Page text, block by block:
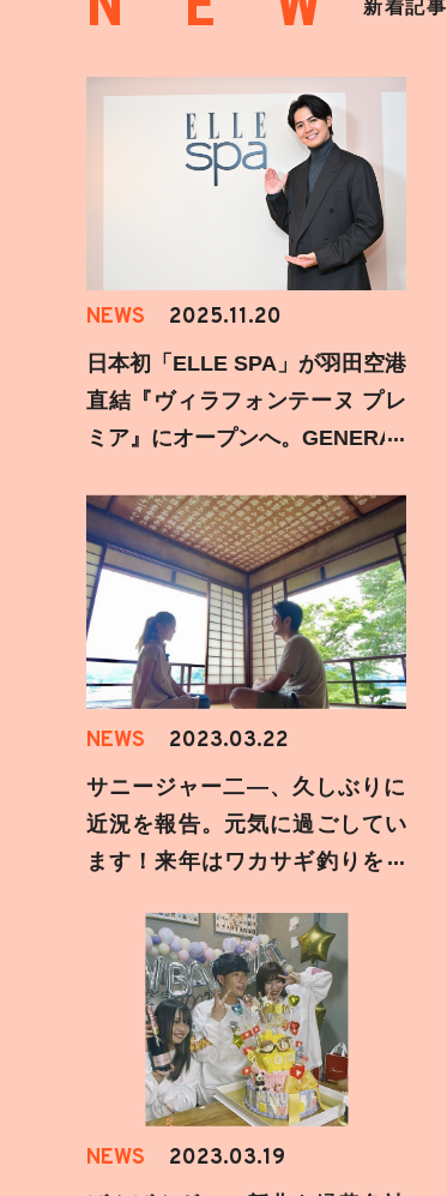
新着記事
NEWS 2025.11.20
日本初「ELLE SPA」が羽田空港
直結『ヴィラフォンテーヌ プレ
ミア』にオープンへ。GENERAT
子をお届け！
NEWS 2023.03.22
サニージャー二―、久しぶりに
近況を報告。元気に過ごしてい
ます！来年はワカサギ釣りを楽
NEWS 2023.03.19